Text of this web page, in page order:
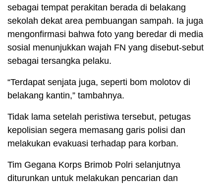
sebagai tempat perakitan berada di belakang
sekolah dekat area pembuangan sampah. Ia juga
mengonfirmasi bahwa foto yang beredar di media
sosial menunjukkan wajah FN yang disebut-sebut
sebagai tersangka pelaku.
“Terdapat senjata juga, seperti bom molotov di
belakang kantin,” tambahnya.
Tidak lama setelah peristiwa tersebut, petugas
kepolisian segera memasang garis polisi dan
melakukan evakuasi terhadap para korban.
Tim Gegana Korps Brimob Polri selanjutnya
diturunkan untuk melakukan pencarian dan